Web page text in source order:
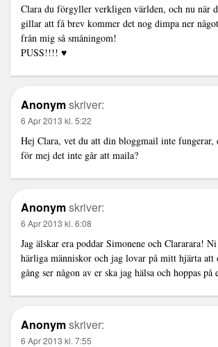
Clara du förgyller verkligen världen, och nu när
gillar att få brev kommer det nog dimpa ner
från mig så småningom!
PUSS!!!! ♥
Anonymskriver:
6 Apr 2013 kl. 5:22
Hej Clara, vet du att din bloggmail inte fungerar,
för mej det inte går att maila?
Anonymskriver:
6 Apr 2013 kl. 6:08
Jag älskar era poddar Simonene och Clararara!
härliga människor och jag lovar på mitt hjärta att
gång ser någon av er ska jag hälsa och hoppas på
Anonymskriver:
6 Apr 2013 kl. 7:55